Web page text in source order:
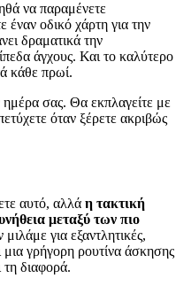
να παραμένετε
έναν οδικό χάρτη για την
δραματικά την
άγχους. Και το καλύτερο
κάθε πρωί.
ημέρα σας. Θα εκπλαγείτε με
όταν ξέρετε ακριβώς
αυτό, αλλά η τακτική
μεταξύ των πιο
μιλάμε για εξαντλητικές,
γρήγορη ρουτίνα άσκησης
τη διαφορά.